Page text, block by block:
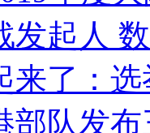
发起人
来了：
部队发